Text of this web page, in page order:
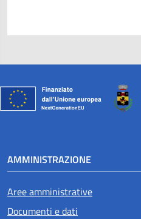
AMMINISTRAZIONE
Aree amministrative
Documenti e dati